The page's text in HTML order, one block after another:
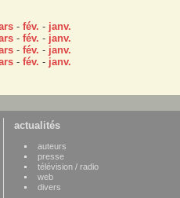
- fév. - janv.
- fév. - janv.
- fév. - janv.
- fév. - janv.
actualités
auteurs
presse
télévision / radio
web
divers